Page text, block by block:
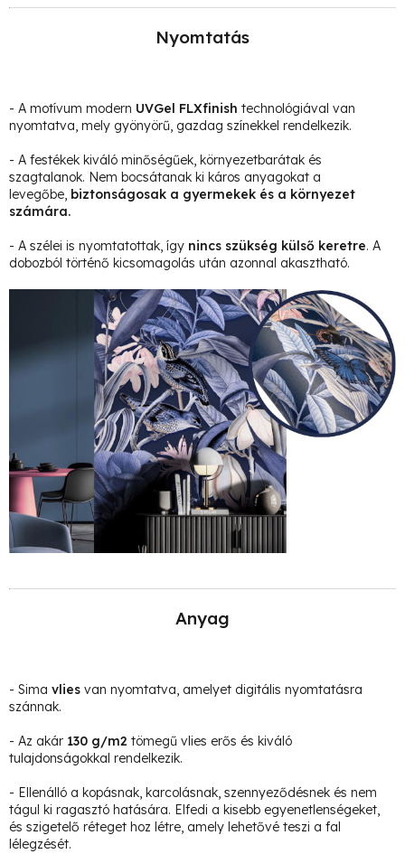
Nyomtatás
- A motívum modern UVGel FLXfinish technológiával van
nyomtatva, mely gyönyörű, gazdag színekkel rendelkezik.
- A festékek kiváló minőségűek, környezetbarátak és
szagtalanok. Nem bocsátanak ki káros anyagokat a
levegőbe, biztonságosak a gyermekek és a környezet
számára.
- A szélei is nyomtatottak, így nincs szükség külső keretre. A
dobozból történő kicsomagolás után azonnal akasztható.
Anyag
- Sima vlies van nyomtatva, amelyet digitális nyomtatásra
szánnak.
- Az akár 130 g/m2 tömegű vlies erős és kiváló
tulajdonságokkal rendelkezik.
- Ellenálló a kopásnak, karcolásnak, szennyeződésnek és nem
tágul ki ragasztó hatására. Elfedi a kisebb egyenetlenségeket,
és szigetelő réteget hoz létre, amely lehetővé teszi a fal
lélegzését.